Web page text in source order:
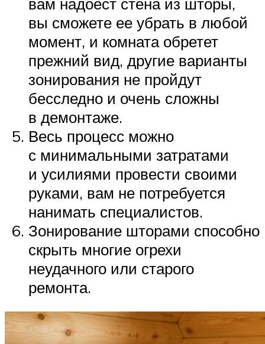
вы сможете ее убрать в любой
момент, и комната обретет
прежний вид, другие варианты
зонирования не пройдут
бесследно и очень сложны
в демонтаже.
Весь процесс можно
с минимальными затратами
и усилиями провести своими
руками, вам не потребуется
нанимать специалистов.
Зонирование шторами способно
скрыть многие огрехи
неудачного или старого
ремонта.